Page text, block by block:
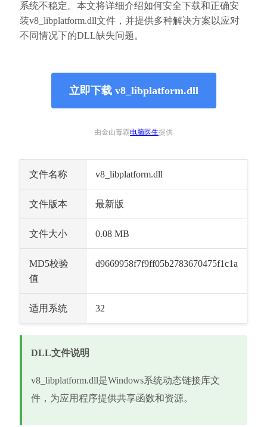
系统不稳定。本文将详细介绍如何安全下载和正确安
装v8_libplatform.dll文件，并提供多种解决方案以应对
不同情况下的DLL缺失问题。
立即下载 v8_libplatform.dll
由金山毒霸电脑医生提供
文件名称 v8_libplatform.dll
文件版本 最新版
文件大小 0.08 MB
MD5校验
值
d9669958f7f9ff05b2783670475f1c1a
适用系统 32
DLL文件说明
v8_libplatform.dll是Windows系统动态链接库文
件，为应用程序提供共享函数和资源。